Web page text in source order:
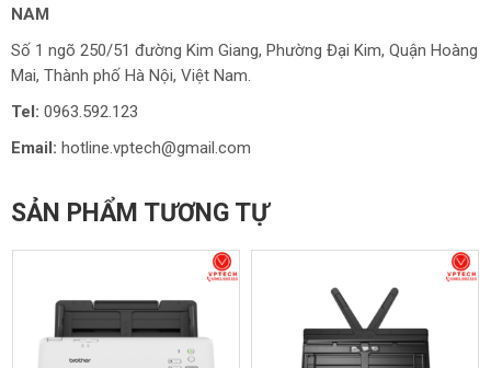
NAM
Số 1 ngõ 250/51 đường Kim Giang, Phường Đại Kim, Quận Hoàng
Mai, Thành phố Hà Nội, Việt Nam.
Tel: 0963.592.123
Email: hotline.vptech@gmail.com
SẢN PHẨM TƯƠNG TỰ